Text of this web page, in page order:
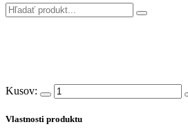
Kusov:
Vlastnosti produktu